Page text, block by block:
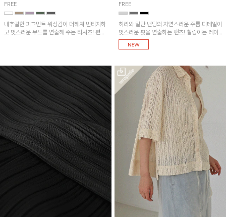
FREE
내추럴한 피그먼트 워싱감이 더해져 빈티지하
고 멋스러운 무드를 연출해 주는 티셔츠! 편안
FREE
허리와 밑단 밴딩의 자연스러운 주름 디테일이
멋스러운 핏을 연출하는 팬츠! 찰랑이는 레이
온 소재로 가볍고 시원하게 착용되며, 여유로
운 실루엣으로 활동성이 좋아 데일리 하게 즐